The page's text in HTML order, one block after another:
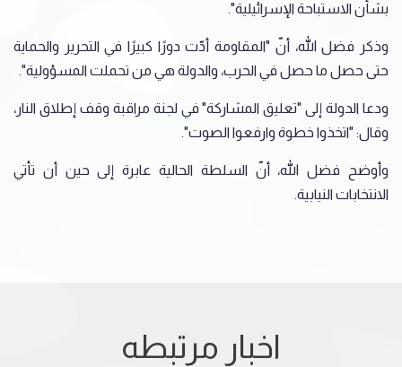
بشأن الاستباحة الإسرائيلية".
وذكر فضل الله، أنّ "المقاومة أدّت دورًا كبيرًا في التحرير والحماية
حتى حصل ما حصل في الحرب، والدولة هي من تحملت المسؤولية".
ودعا الدولة إلى "تعليق المشاركة" في لجنة مراقبة وقف إطلاق النار،
وقال: "اتخذوا خطوة وارفعوا الصوت".
وأوضح فضل الله، أنّ السلطة الحالية عابرة إلى حين أن تأتي
الانتخابات النيابية.
اخبار مرتبطه